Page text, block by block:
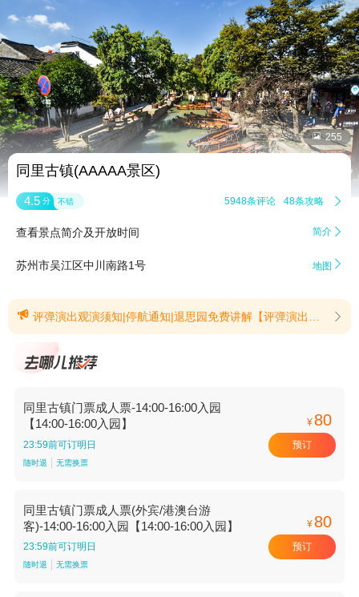
 255
同里古镇(AAAAA景区)
4.5 分 不错 5948条评论 48条攻略 
查看景点简介及开放时间 简介 
苏州市吴江区中川南路1号 地图 
 评弹演出观演须知|停航通知|退思园免费讲解【评弹演出观演须知】1、自2026年3月6日起至2026年8月31日，工作日及双休日（不含法定节假日），凡正价购买景区门票（当日票100元，提前票80元）即可赠水墨剧院评弹演出（大众席）一张，具体方式如下：l 线下窗口：随门票赠送l 线上平台：凭购票二维码或APP有效订单至票务窗口兑换评弹演出兑换券（如票务窗口没领取可至水墨剧院前台补领）l 现场扫码&自助机：凭出票订单至票务人工窗口领取评弹演出兑换券（如现场没领取可至水墨剧院前台补领）l 如需升级贵宾席，凭赠票凭证在水墨剧场补差价（30元）办理；2、通过非正价票型入园游客，含各类免票人群、学生、老人优待票及各类市民卡、年卡用户、民宿&酒店套餐需另行购票（大众席28元/位，贵宾席58元/位）；3、国定假期（清明节、劳动节、端午节）期间评弹演出票不作赠送，需按门市价（大众席28元/位，贵宾席58元/位）购买；4、演出时间：13:30----16:00循环场次；5、进入剧场观演的游客，每位成年游客可免费携带一名1.4M以下的儿童；6、剧场不可携带宠物入内；7、评弹演出票经赠送或售出：不退、不换、不补；8、演出曲目分别为：苏州弹词小曲小调《花好月圆》、苏州弹词小曲小调《苏州好风光》、苏州弹词小曲小调《秦淮景》、苏州弹词小曲小调《太湖美》、苏州弹词小曲小调《茉莉花》、苏州弹词《西厢记-莺莺拜月》、苏州弹词《西厢记-莺莺操琴》、苏州弹词《西厢记-西厢待月》、苏州弹词《红楼梦-宝玉夜探》、苏州弹词《白蛇传-赏中秋》、苏州弹词《白蛇传-断桥》、苏州弹词《玉蜻蜓-庵堂认母》、苏州弹词《狸猫换太子-寇宫人》、苏州弹词《三国-战长沙》、苏州弹词《长生殿-宫怨》、苏州弹词《枫桥夜泊》、苏州弹词《三国-刀会》、苏州弹词《秋思》、苏州弹词《灯下劝妻》、苏州弹词《梅竹》、苏州弹词《络腮胡》、苏州弹词《杜十娘》、苏州弹词《钗头凤》（具体演出项目以现场实际为准）。(提示有效期2026/3/5至2026/8/31)【停航通知】罗星洲码头渡船现已暂停航行，恢复通航时间请关注景区官方通知。请大家合理规划出行，由此带来不便，敬请谅解。(提示有效期2026/7/31至2026/8/12)【退思园免费讲解】退思园工作日文化讲解体验（免费）活动地点：同里古镇 · 退思园 活动时间：2026年6月15日-9月15日讲解场次：周一至周五（工作日）9:00-9:30参与方式：每场限20人以内，人满即发团集合地点：无需预约，9：00在退思园检票处现场报名即可讲解内容：退思园历史、园林造景艺术、水乡民俗故事告别“走马观花”，专业讲解带您沉浸式读懂江南古镇文化(提示有效期2026/6/10至2026/9/15) 
同里古镇门票成人票-14:00-16:00入园
【14:00-16:00入园】
23:59前可订明日
随时退 无需换票
¥ 80
预订
同里古镇门票成人票(外宾/港澳台游
客)-14:00-16:00入园【14:00-16:00入园】
23:59前可订明日
随时退 无需换票
¥ 80
预订
